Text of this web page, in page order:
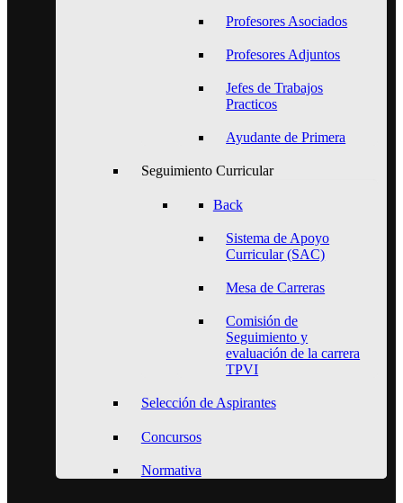
Profesores Asociados
Profesores Adjuntos
Jefes de Trabajos
Practicos
Ayudante de Primera
Seguimiento Curricular
Back
Sistema de Apoyo
Curricular (SAC)
Mesa de Carreras
Comisión de
Seguimiento y
evaluación de la carrera
TPVI
Selección de Aspirantes
Concursos
Normativa